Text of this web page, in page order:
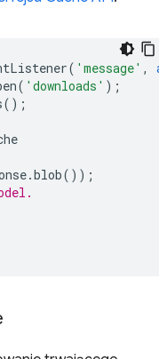
( 'message' ,
( 'downloads' );
();
.blob());